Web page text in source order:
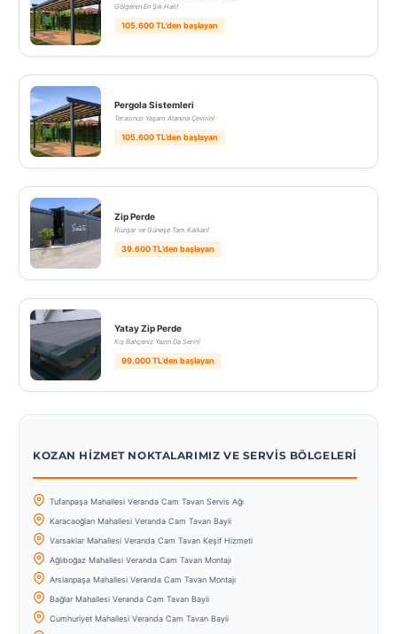
Gölgenin En Şık Hali!
105.600 TL’den başlayan
Pergola Sistemleri
Terasınızı Yaşam Alanına Çevirin!
105.600 TL’den başlayan
Zip Perde
Rüzgar ve Güneşe Tam Kalkan!
39.600 TL’den başlayan
Yatay Zip Perde
Kış Bahçeniz Yazın Da Serin!
99.000 TL’den başlayan
KOZAN HIZMET NOKTALARIMIZ VE SERVIS BÖLGELERI
Tufanpaşa Mahallesi Veranda Cam Tavan Servis Ağı
Karacaoğlan Mahallesi Veranda Cam Tavan Bayii
Varsaklar Mahallesi Veranda Cam Tavan Keşif Hizmeti
Ağlıboğaz Mahallesi Veranda Cam Tavan Montajı
Arslanpaşa Mahallesi Veranda Cam Tavan Montajı
Bağlar Mahallesi Veranda Cam Tavan Bayii
Cumhuriyet Mahallesi Veranda Cam Tavan Bayii